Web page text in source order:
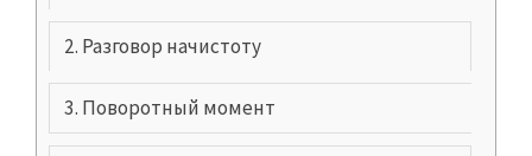
Разговор начистоту
Поворотный момент